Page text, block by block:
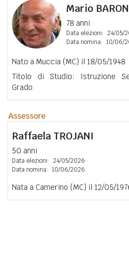
Mario
78 anni
Data elezioni: 24/05/
Data nomina: 10/06/
Nato a Muccia (MC) il 18/05/1948
Titolo di Studio: Istruzione
Grado
Assessore
Raffaela TROJANI
50 anni
Data elezioni: 24/05/2026
Data nomina: 10/06/2026
Nata a Camerino (MC) il 12/05/